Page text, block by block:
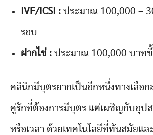
IVF/ICSI : ประมาณ 100,000 –
รอบ
ฝากไข่ : ประมาณ 100,000 บาท
คลินิกมีบุตรยากเป็นอีกหนึ่งทางเลือ
คู่รักที่ต้องการมีบุตร แต่เผชิญกับอุป
หรือเวลา ด้วยเทคโนโลยีที่ทันสมัยแล